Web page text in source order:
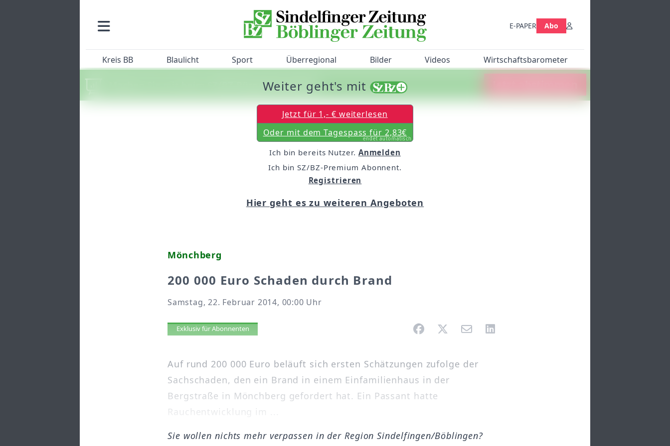
E-PAPER Abo
Kreis BB Blaulicht Sport Überregional Bilder Videos Wirtschaftsbarometer
Machen Sie mit beim SZ/BZ-Bürgerbarometer!
Mönchberg
200 000 Euro Schaden durch Brand
Samstag, 22. Februar 2014, 00:00 Uhr
Artikel vorlesen
Exklusiv für Abonnenten
Auf rund 200 000 Euro beläuft sich ersten Schätzungen zufolge der
Sachschaden, den ein Brand in einem Einfamilienhaus in der
Bergstraße in Mönchberg gefordert hat. Ein Passant hatte
Rauchentwicklung im ...
Weiter geht's mit
Jetzt für 1,- € weiterlesen
Oder mit dem Tagespass für 2,83€
endet automatisch
Ich bin bereits Nutzer. Anmelden
Ich bin SZ/BZ-Premium Abonnent.
Registrieren
Hier geht es zu weiteren Angeboten
Sie wollen nichts mehr verpassen in der Region Sindelfingen/Böblingen?